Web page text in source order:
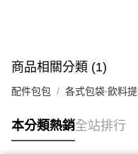
商品相關分類 (1)
配件包包 各式包袋∙飲料
本分類熱銷全站排行